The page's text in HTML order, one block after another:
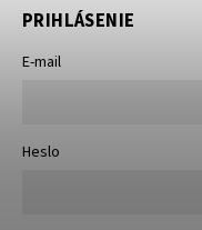
PRIHLÁSENIE
E-mail
Heslo